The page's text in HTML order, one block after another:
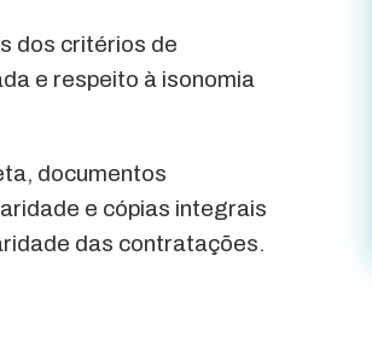
dos critérios de
e respeito à isonomia
documentos
e cópias integrais
das contratações.